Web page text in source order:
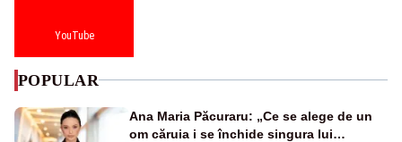
YouTube
POPULAR
Ana Maria Păcuraru: „Ce se alege de un
om căruia i se închide singura lui